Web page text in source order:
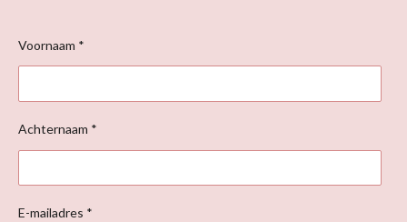
Voornaam *
Achternaam *
E-mailadres *